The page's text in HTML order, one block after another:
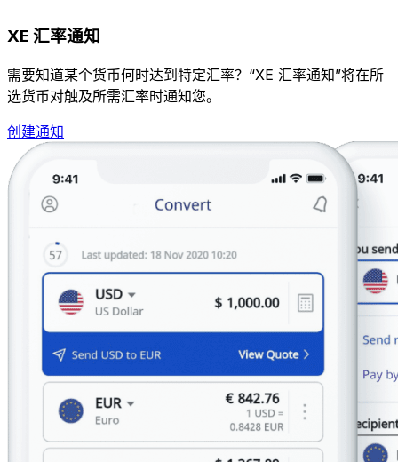
XE 汇率通知
需要知道某个货币何时达到特定汇率？“XE 汇率通知”将在所
选货币对触及所需汇率时通知您。
创建通知